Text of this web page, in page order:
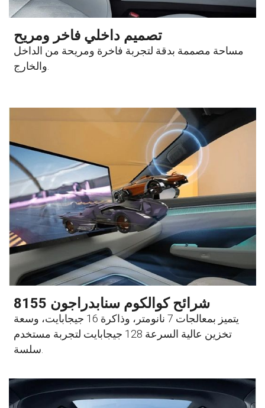
تصميم داخلي فاخر ومريح
مساحة مصممة بدقة لتجربة فاخرة ومريحة من الداخل
شرائح كوالكوم سنابدراجون 8155
يتميز بمعالجات 7 نانومتر، وذاكرة 16 جيجابايت، وسعة
تخزين عالية السرعة 128 جيجابايت لتجربة مستخدم